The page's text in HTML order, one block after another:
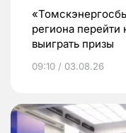
региона перейти
выиграть призы
09:10 / 03.08.26